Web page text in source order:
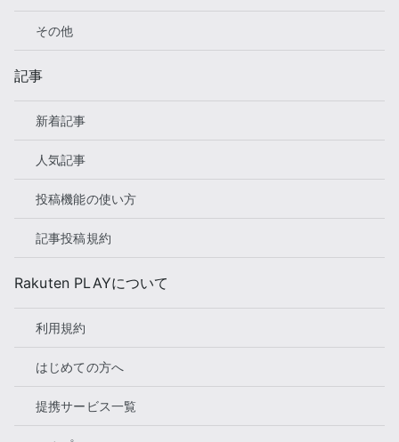
その他
記事
新着記事
人気記事
投稿機能の使い方
記事投稿規約
Rakuten PLAYについて
利用規約
はじめての方へ
提携サービス一覧